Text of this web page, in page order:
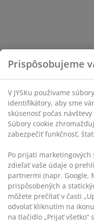
Prispôsobujeme
V JYSKu používame
identifikátory, aby sme
skúsenosť počas
Súbory cookie
zabezpečiť funkčnosť,
Po prijatí marketingových
zdieľať vaše údaje o
partnermi (napr. Google,
prispôsobených a
môžete prečítať v časti
odvolať kliknutím na
na tlačidlo „Prijať